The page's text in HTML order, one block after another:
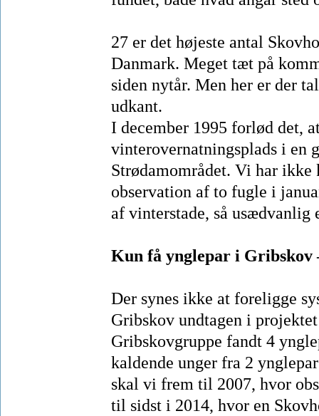
27 er det højeste antal
Danmark. Meget tæt på
siden nytår. Men her er der
udkant.
I december 1995 forlød det,
vinterovernatningsplads i en
Strødamområdet. Vi har ikke
observation af to fugle i
af vinterstade, så usædvanlig
Kun få ynglepar i Gribskov
Der synes ikke at foreligge
Gribskov undtagen i
Gribskovgruppe fandt 4
kaldende unger fra 2
skal vi frem til 2007, hvor
til sidst i 2014, hvor en